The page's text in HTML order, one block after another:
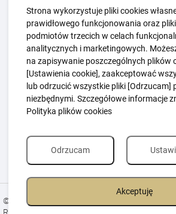
Igrzyska Paralimpijskie O nas
Kwalifikacje ZSK
Kluby
Edukacja
Guttmanny
Polityka Ochrony Dzieci
Polityka plików cookie
© 2026 All Rights Reserved.
Realizacja
Strona wykorzystuje pliki cookies
prawidłowego funkcjonowania oraz
podmiotów trzecich w celach
analitycznych i marketingowych.
na zapisywanie poszczególnych plików
[Ustawienia cookie], zaakceptować
lub odrzucić wszystkie pliki [Odrzucam]
niezbędnymi. Szczegółowe informacje
Polityka plików cookies
Akceptuję
Odrzucam